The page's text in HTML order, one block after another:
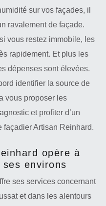
sur vos façades, il
ravalement de façade.
vous restez immobile, les
rapidement. Et plus les
dépenses sont élevées.
identifier la source de
vous proposer les
et profiter d’un
façadier Artisan Reinhard.
opère à
environs
ses services concernant
et dans les alentours